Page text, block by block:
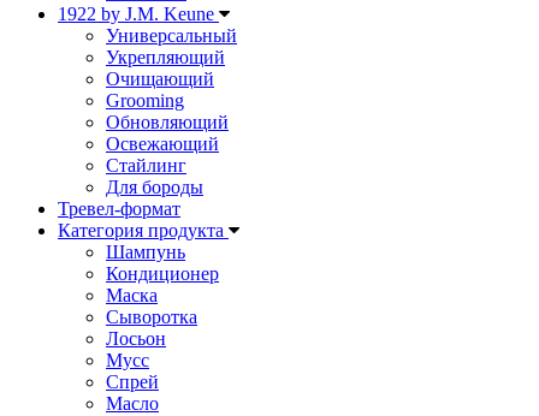
1922 by J.M. Keune
Универсальный
Укрепляющий
Очищающий
Grooming
Обновляющий
Освежающий
Стайлинг
Для бороды
Тревел-формат
Категория продукта
Шампунь
Кондиционер
Маска
Сыворотка
Лосьон
Мусс
Спрей
Масло